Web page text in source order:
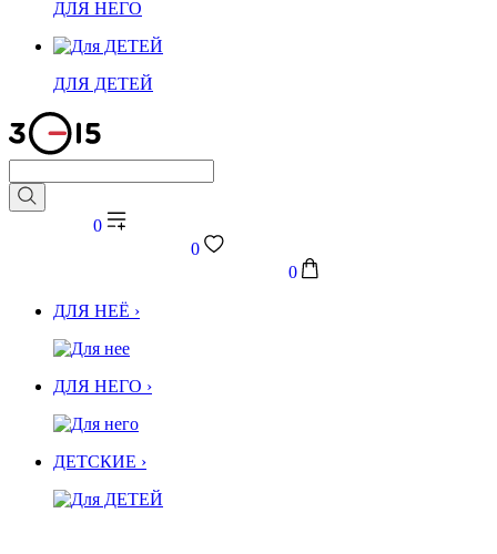
ДЛЯ НЕГО
ДЛЯ ДЕТЕЙ
0
0
0
ДЛЯ НЕЁ ›
ДЛЯ НЕГО ›
ДЕТСКИЕ ›